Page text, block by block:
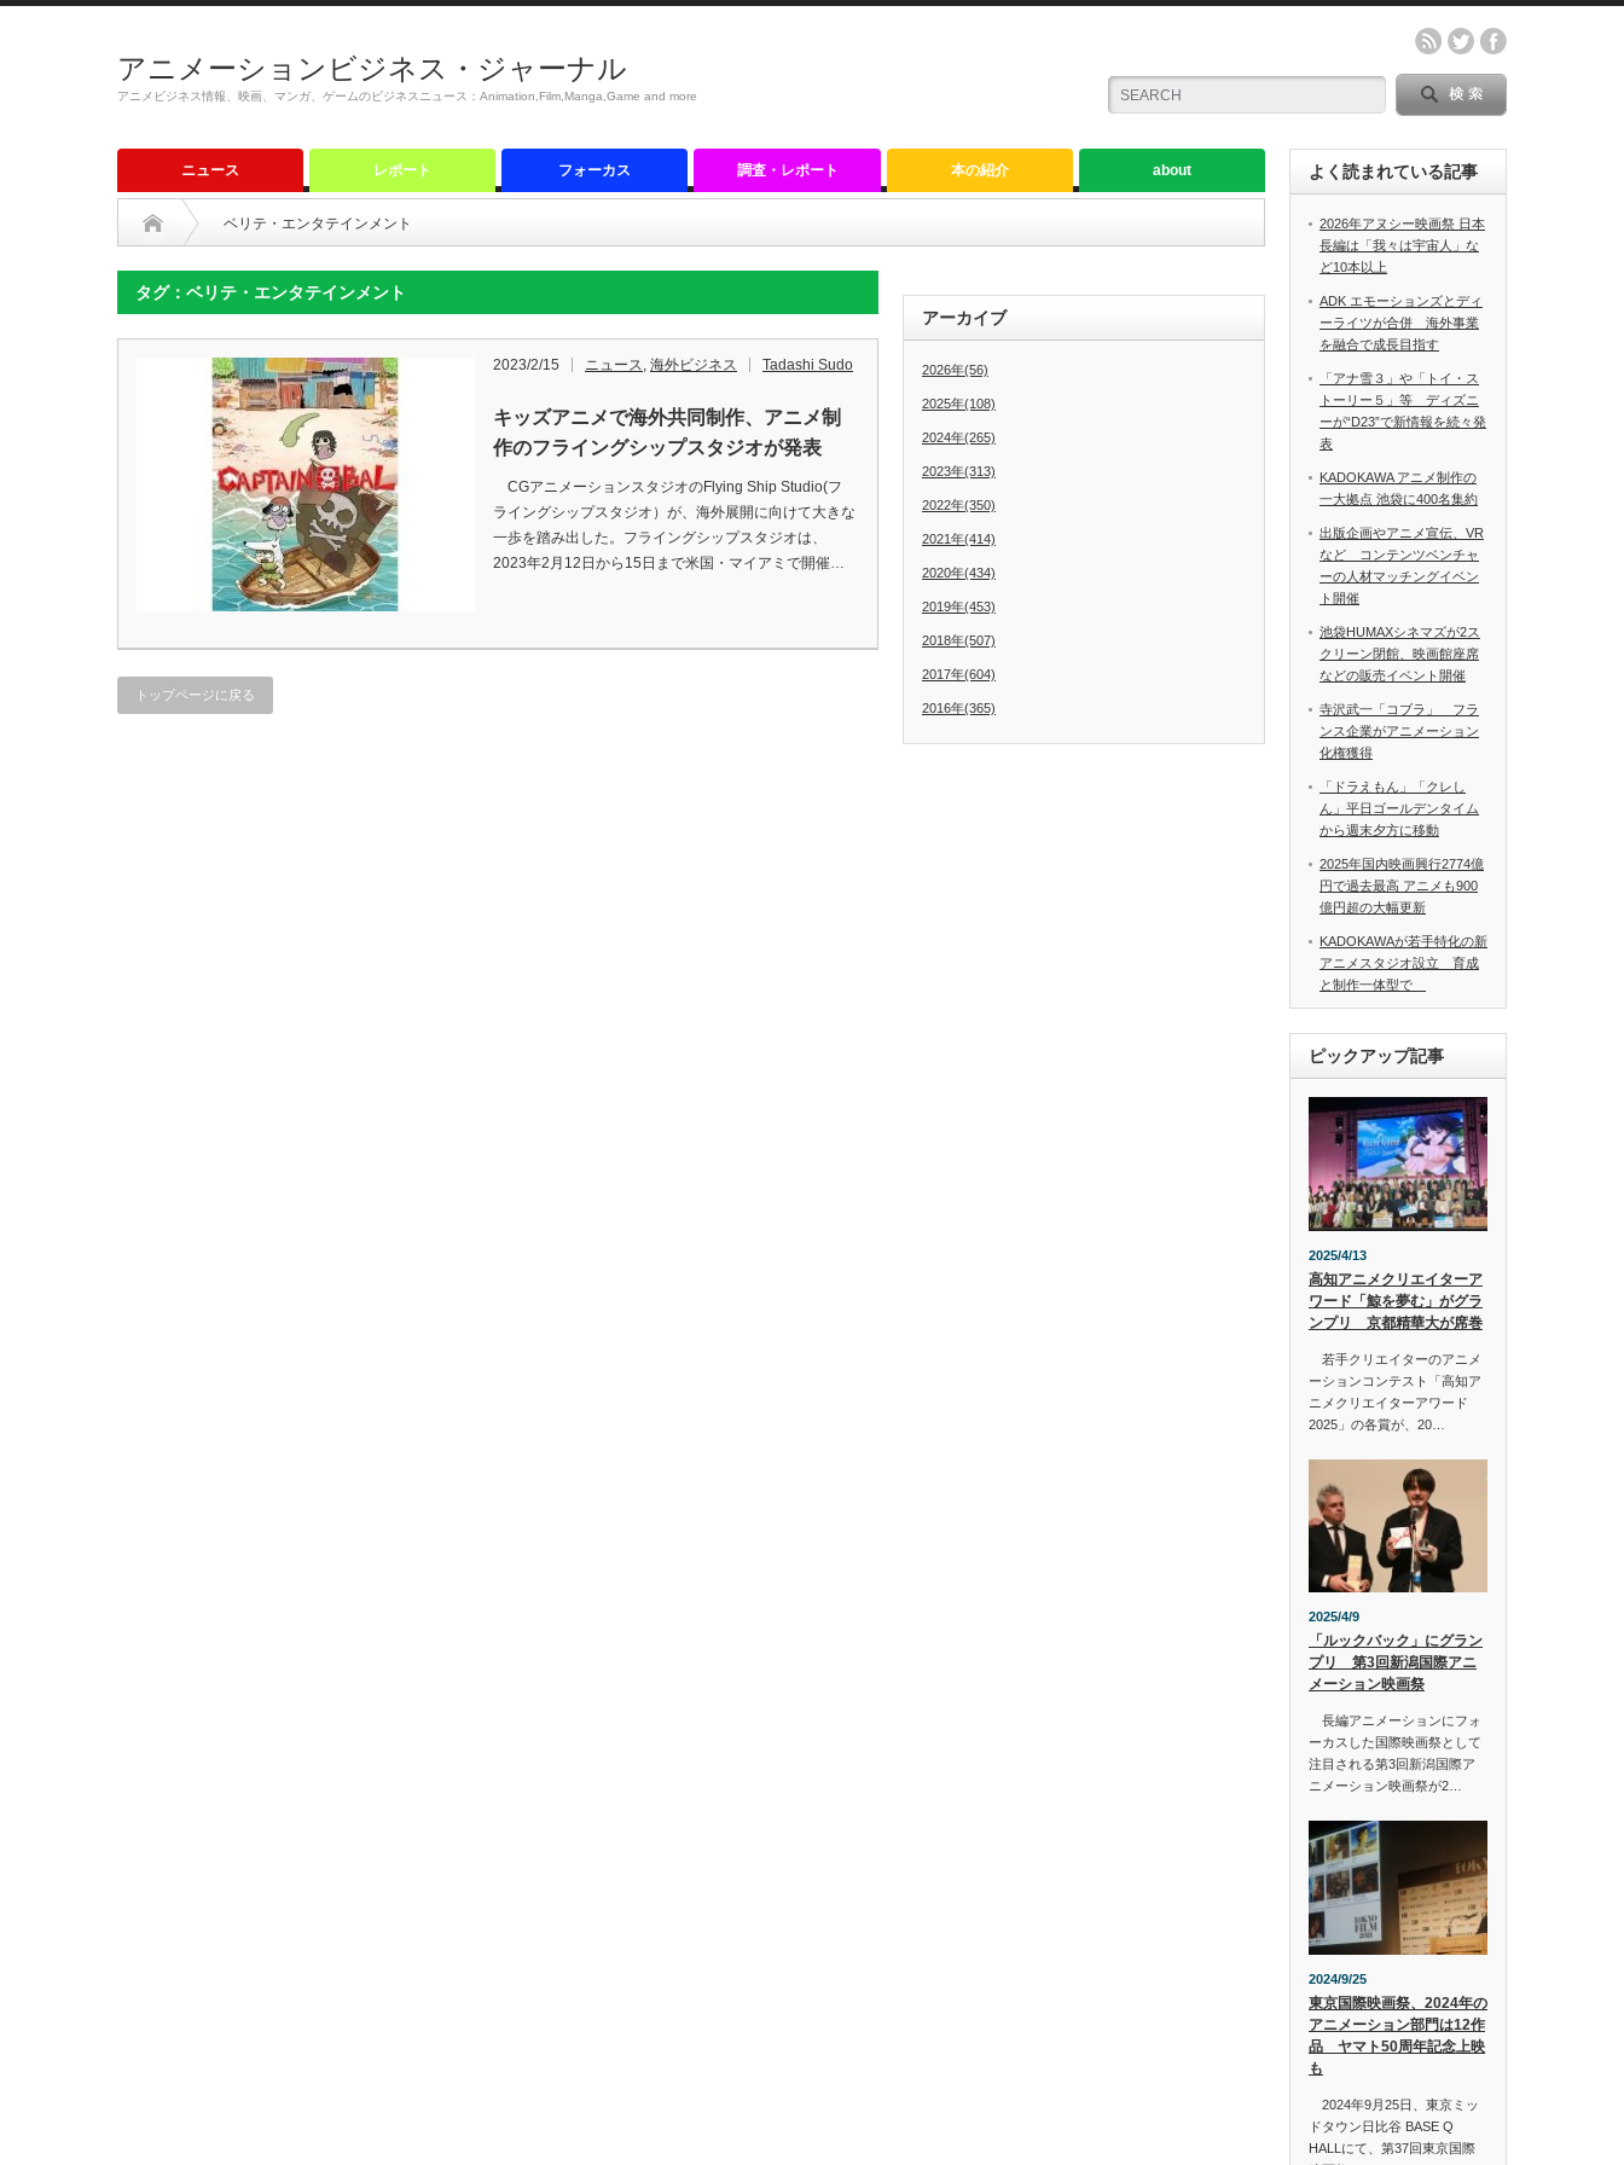
アニメーションビジネス・ジャーナル
アニメビジネス情報、映画、マンガ、ゲームのビジネスニュース：Animation,Film,Manga,Game and more
ニュース レポート フォーカス 調査・レポート 本の紹介 about
ベリテ・エンタテインメント
タグ：ベリテ・エンタテインメント
2023/2/15 ニュース, 海外ビジネス Tadashi Sudo
キッズアニメで海外共同制作、アニメ制
作のフライングシップスタジオが発表
CGアニメーションスタジオのFlying Ship Studio(フ
ライングシップスタジオ）が、海外展開に向けて大きな
一歩を踏み出した。フライングシップスタジオは、
2023年2月12日から15日まで米国・マイアミで開催…
トップページに戻る
アーカイブ
2026年(56)
2025年(108)
2024年(265)
2023年(313)
2022年(350)
2021年(414)
2020年(434)
2019年(453)
2018年(507)
2017年(604)
2016年(365)
よく読まれている記事
2026年アヌシー映画祭 日本
長編は「我々は宇宙人」な
ど10本以上
ADK エモーションズとディ
ーライツが合併 海外事業
を融合で成長目指す
「アナ雪３」や「トイ・ス
トーリー５」等 ディズニ
ーが“D23”で新情報を続々発
表
KADOKAWA アニメ制作の
一大拠点 池袋に400名集約
出版企画やアニメ宣伝、VR
など コンテンツベンチャ
ーの人材マッチングイベン
ト開催
池袋HUMAXシネマズが2ス
クリーン閉館、映画館座席
などの販売イベント開催
寺沢武一「コブラ」 フラ
ンス企業がアニメーション
化権獲得
「ドラえもん」「クレし
ん」平日ゴールデンタイム
から週末夕方に移動
2025年国内映画興行2774億
円で過去最高 アニメも900
億円超の大幅更新
KADOKAWAが若手特化の新
アニメスタジオ設立 育成
と制作一体型で
ピックアップ記事
2025/4/13
高知アニメクリエイターア
ワード「鯨を夢む」がグラ
ンプリ 京都精華大が席巻
若手クリエイターのアニメ
ーションコンテスト「高知ア
ニメクリエイターアワード
2025」の各賞が、20…
2025/4/9
「ルックバック」にグラン
プリ 第3回新潟国際アニ
メーション映画祭
長編アニメーションにフォ
ーカスした国際映画祭として
注目される第3回新潟国際ア
ニメーション映画祭が2…
2024/9/25
東京国際映画祭、2024年の
アニメーション部門は12作
品 ヤマト50周年記念上映
も
2024年9月25日、東京ミッ
ドタウン日比谷 BASE Q
HALLにて、第37回東京国際